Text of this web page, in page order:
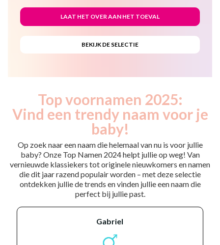
Top voornamen 2025:
Vind een trendy naam voor je
baby!
Op zoek naar een naam die helemaal van nu is voor jullie
baby? Onze Top Namen 2024 helpt jullie op weg! Van
vernieuwde klassiekers tot originele nieuwkomers en namen
die dit jaar razend populair worden – met deze selectie
ontdekken jullie de trends en vinden jullie een naam die
perfect bij jullie past.
gabriel